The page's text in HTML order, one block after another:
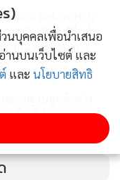
Robot Hub
กับบริษัทดีไวซ์
องค์ความรู้ พัฒนา
า
ายฐานลูกค้าต่าง
รเป็นผู้นำรพ.เฉพาะ
ชียแปซิฟิก เป็นปีที่ 4
นบุคคลเพื่อนำเสนอ
นบนเว็บไซต์ และ
และ นโยบายสิทธิ